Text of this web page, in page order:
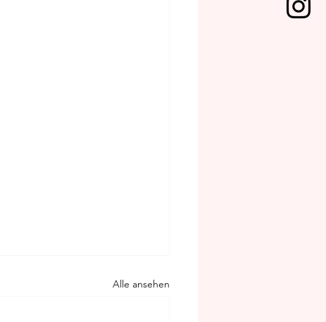
Alle ansehen